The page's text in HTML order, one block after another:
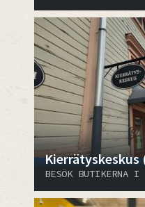
BESÖK BUTIKERNA I